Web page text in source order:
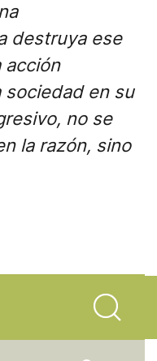
destruya ese
acción
sociedad en su
no se
la razón, sino